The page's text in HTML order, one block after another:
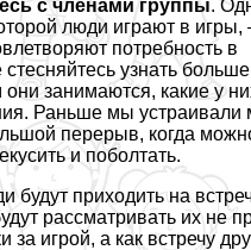
с члeнами группы.
люди играют в игры,
потребность в
узнать
они занимаются, какие у
Раньше мы устраивали
перерыв, когда
и поболтать.
будут приходить на
рассматривать их не
за игрой, а как встречу